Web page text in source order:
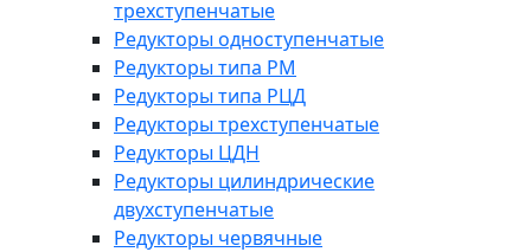
трехступенчатые
Редукторы одноступенчатые
Редукторы типа РМ
Редукторы типа РЦД
Редукторы трехступенчатые
Редукторы ЦДН
Редукторы цилиндрические
двухступенчатые
Редукторы червячные